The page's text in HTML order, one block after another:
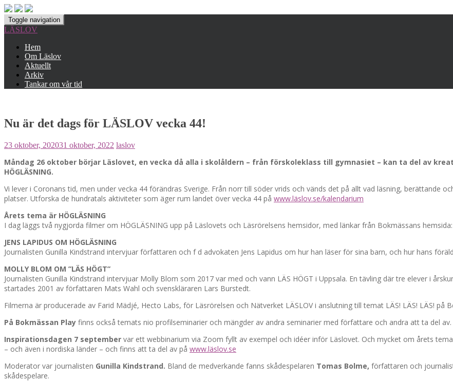
Toggle navigation
LÄSLOV
Hem
Om Läslov
Aktuellt
Arkiv
Tankar om vår tid
Nu är det dags för LÄSLOV vecka 44!
23 oktober, 202031 oktober, 2022 laslov
Måndag 26 oktober börjar Läslovet, en vecka då alla i skolåldern – från förskoleklass till gymnasiet – kan ta del av
HÖGLÄSNING.
Vi lever i Coronans tid, men under vecka 44 förändras Sverige. Från norr till söder vrids och vänds det på allt vad läsning, berättande
platser. Utforska de hundratals aktiviteter som äger rum landet över vecka 44 på www.läslov.se/kalendarium
Årets tema är HÖGLÄSNING
I dag läggs två nygjorda filmer om HÖGLÄSNING upp på Läslovets och Läsrörelsens hemsidor, med länkar från Bokmässans hemsida:
JENS LAPIDUS OM HÖGLÄSNING
Journalisten Gunilla Kindstrand intervjuar författaren och f d advokaten Jens Lapidus om hur han läser för sina barn, och hur hans
MOLLY BLOM OM ”LÄS HÖGT”
Journalisten Gunilla Kindstrand intervjuar Molly Blom som 2017 var med och vann LÄS HÖGT i Uppsala. En tävling där tre elever i
startades 2001 av författaren Mats Wahl och svenskläraren Lars Burstedt.
Filmerna är producerade av Farid Mädjé, Hecto Labs, för Läsrörelsen och Nätverket LÄSLOV i anslutning till temat LÄS! LÄS! LÄS! på
På Bokmässan Play finns också temats nio profilseminarier och mängder av andra seminarier med författare och andra att ta del av.
Inspirationsdagen 7 september var ett webbinarium via Zoom fyllt av exempel och idéer inför Läslovet. Och mycket om årets
– och även i nordiska länder – och finns att ta del av på www.läslov.se
Moderator var journalisten Gunilla Kindstrand. Bland de medverkande fanns skådespelaren Tomas Bolme, författaren och
skådespelare.